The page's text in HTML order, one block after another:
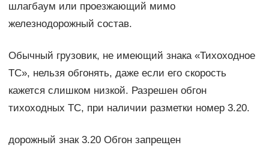
шлагбаум или проезжающий мимо
железнодорожный состав.
Обычный грузовик, не имеющий знака «Тихоходное
ТС», нельзя обгонять, даже если его скорость
кажется слишком низкой. Разрешен обгон
тихоходных ТС, при наличии разметки номер 3.20.
дорожный знак 3.20 Обгон запрещен